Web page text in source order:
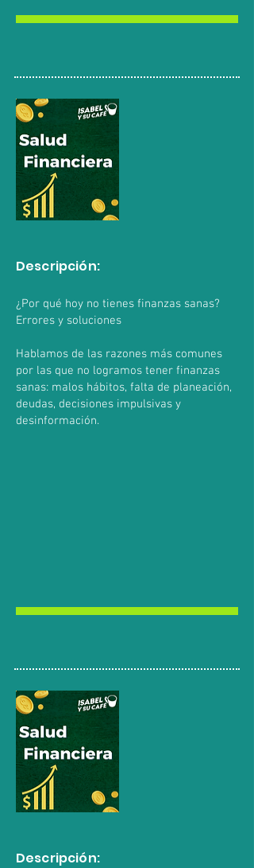
Descripción:
¿Por qué hoy no tienes finanzas sanas?
Errores y soluciones
Hablamos de las razones más comunes
por las que no logramos tener finanzas
sanas: malos hábitos, falta de planeación,
deudas, decisiones impulsivas y
desinformación.
Descripción: